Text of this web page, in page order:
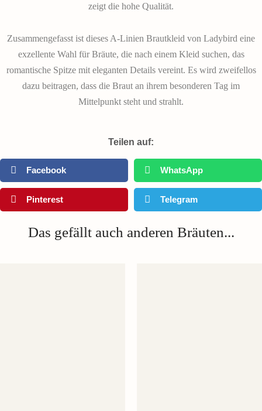
zeigt die hohe Qualität.
Zusammengefasst ist dieses A-Linien Brautkleid von Ladybird eine
exzellente Wahl für Bräute, die nach einem Kleid suchen, das
romantische Spitze mit eleganten Details vereint. Es wird zweifellos
dazu beitragen, dass die Braut an ihrem besonderen Tag im
Mittelpunkt steht und strahlt.
Teilen auf:
Facebook WhatsApp
Pinterest Telegram
Das gefällt auch anderen Bräuten...